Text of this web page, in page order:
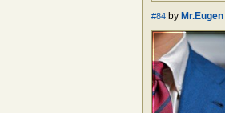
#84 by Mr.Eugen